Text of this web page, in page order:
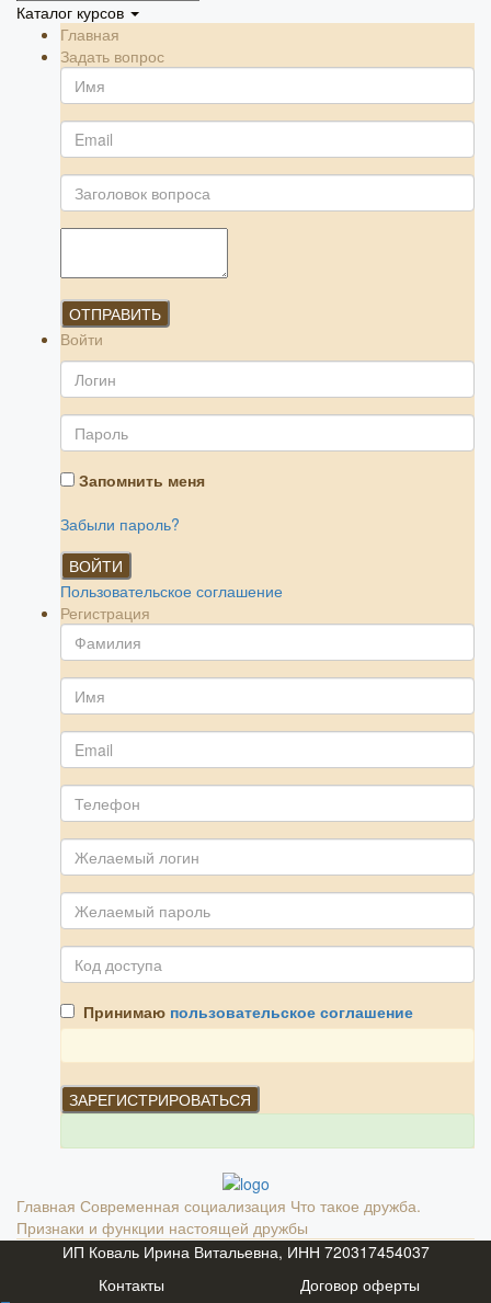
Каталог курсов
Главная
Задать вопрос
ОТПРАВИТЬ
Войти
Запомнить меня
Забыли пароль?
ВОЙТИ
Пользовательское соглашение
Регистрация
Принимаю пользовательское соглашение
Главная Современная социализация Что такое дружба.
Признаки и функции настоящей дружбы
ИП Коваль Ирина Витальевна, ИНН 720317454037
Контакты
Договор оферты